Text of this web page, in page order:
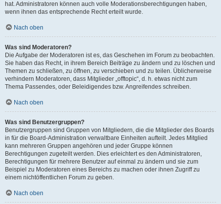
hat. Administratoren können auch volle Moderationsberechtigungen haben,
wenn ihnen das entsprechende Recht erteilt wurde.
Nach oben
Was sind Moderatoren?
Die Aufgabe der Moderatoren ist es, das Geschehen im Forum zu beobachten.
Sie haben das Recht, in ihrem Bereich Beiträge zu ändern und zu löschen und
Themen zu schließen, zu öffnen, zu verschieben und zu teilen. Üblicherweise
verhindern Moderatoren, dass Mitglieder „offtopic“, d. h. etwas nicht zum
Thema Passendes, oder Beleidigendes bzw. Angreifendes schreiben.
Nach oben
Was sind Benutzergruppen?
Benutzergruppen sind Gruppen von Mitgliedern, die die Mitglieder des Boards
in für die Board-Administration verwaltbare Einheiten aufteilt. Jedes Mitglied
kann mehreren Gruppen angehören und jeder Gruppe können
Berechtigungen zugeteilt werden. Dies erleichtert es den Administratoren,
Berechtigungen für mehrere Benutzer auf einmal zu ändern und sie zum
Beispiel zu Moderatoren eines Bereichs zu machen oder ihnen Zugriff zu
einem nichtöffentlichen Forum zu geben.
Nach oben